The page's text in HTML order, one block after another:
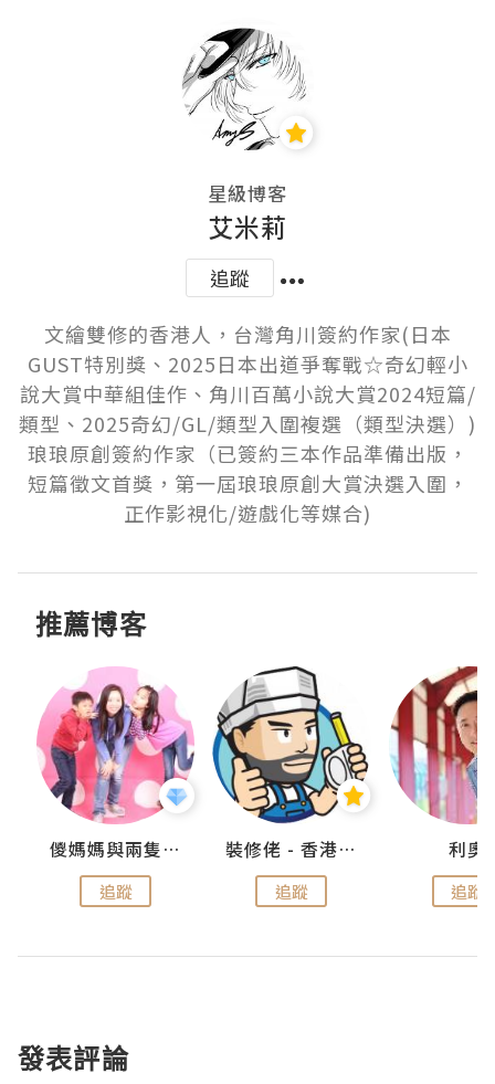
星級博客
艾米莉
追蹤
文繪雙修的香港人，台灣角川簽約作家(日本
GUST特別獎、2025日本出道爭奪戰☆奇幻輕小
說大賞中華組佳作、角川百萬小說大賞2024短篇/
類型、2025奇幻/GL/類型入圍複選（類型決選）)
琅琅原創簽約作家（已簽約三本作品準備出版，
短篇徵文首獎，第一屆琅琅原創大賞決選入圍，
正作影視化/遊戲化等媒合)
推薦博客
儍媽媽與兩隻小魔怪之家
追蹤
裝修佬 - 香港一站式網上裝修平台
追蹤
利奧
追蹤
發表評論